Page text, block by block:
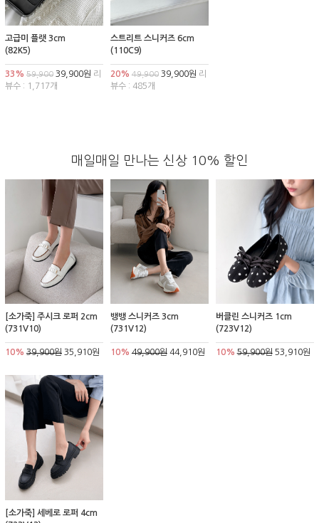
고급미 플랫 3cm
(82K5)
33% 59,900 39,900원 리
뷰수 : 1,717개
스트리트 스니커즈 6cm
(110C9)
20% 49,90039,900원 리
뷰수 : 485개
매일매일 만나는 신상 10% 할인
[소가죽] 주시크 로퍼 2cm
(731V10)
10% 39,900원 35,910원
뱅뱅 스니커즈 3cm
(731V12)
10% 49,900원44,910원
버클린 스니커즈 1cm
(723V12)
10% 59,900원53,910원
[소가죽] 세베로 로퍼 4cm